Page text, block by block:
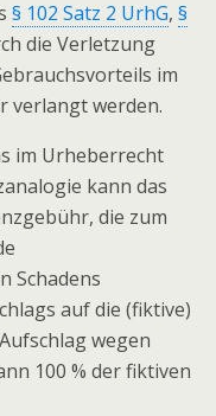
§ 102 Satz 2 UrhG, §
die Verletzung
im
verlangt werden.
im Urheberrecht
kann das
die zum
Schadens
auf die (fiktive)
wegen
100 % der fiktiven